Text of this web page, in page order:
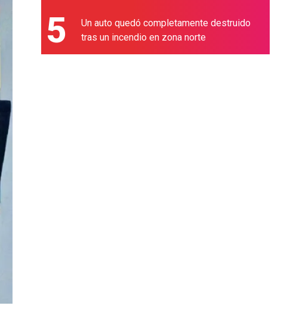
5
Un auto quedó completamente destruido
tras un incendio en zona norte